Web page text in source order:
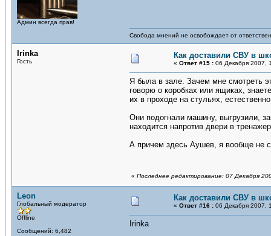
Админ всегда прав!
Свобода мнений не освобождает от
Irinka
Гость
Как доставили СВУ в
« Ответ #15 : 06 Декабря 2007,
Я была в зале. Зачем мне смотреть
говорю о коробках или ящиках,
их в проходе на стульях,
Они подогнали машину, выгрузили,
находится напротив двери в
А причем здесь Аушев, я вообще не
« Последнее редактирование: 07 Декабря
Leon
Глобальный модератор
Offline
Сообщений: 6,482
Как доставили СВУ в
« Ответ #16 : 06 Декабря 2007,
Irinka